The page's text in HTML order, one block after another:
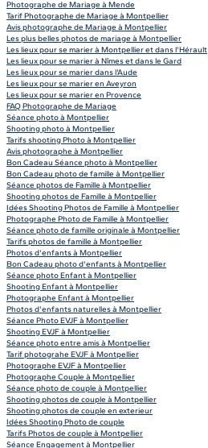
Photographe de Mariage à Mende
Tarif Photographe de Mariage à Montpellier
Avis photographe de Mariage à Montpellier
Les plus belles photos de mariage à Montpellier
Les lieux pour se marier à Montpellier et dans l'Hérault
Les lieux pour se marier à Nîmes et dans le Gard
Les lieux pour se marier dans l'Aude
Les lieux pour se marier en Aveyron
Les lieux pour se marier en Provence
FAQ Photographe de Mariage
Séance photo à Montpellier
Shooting photo à Montpellier
Tarifs shooting Photo à Montpellier
Avis photographe à Montpellier
Bon Cadeau Séance photo à Montpellier
Bon Cadeau photo de famille à Montpellier
Séance photos de Famille à Montpellier
Shooting photos de Famille à Montpellier
Idées Shooting Photos de Famille à Montpellier
Photographe Photo de Famille à Montpellier
Séance photo de famille originale à Montpellier
Tarifs photos de famille à Montpellier
Photos d'enfants à Montpellier
Bon Cadeau photo d'enfants à Montpellier
Séance photo Enfant à Montpellier
Shooting Enfant à Montpellier
Photographe Enfant à Montpellier
Photos d'enfants naturelles à Montpellier
Séance Photo EVJF à Montpellier
Shooting EVJF à Montpellier
Séance photo entre amis à Montpellier
Tarif photograhe EVJF à Montpellier
Photographe EVJF à Montpellier
Photographe Couple à Montpellier
Séance photo de couple à Montpellier
Shooting photos de couple à Montpellier
Shooting photos de couple en exterieur
Idées Shooting Photo de couple
Tarifs Photos de couple à Montpellier
Séance Engagement à Montpellier